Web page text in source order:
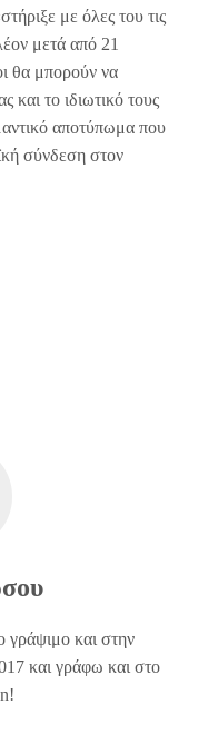
με όλες του τις
μετά από 21
θα μπορούν να
και το ιδιωτικό τους
αποτύπωμα που
σύνδεση στον
και στην
και γράφω και στο